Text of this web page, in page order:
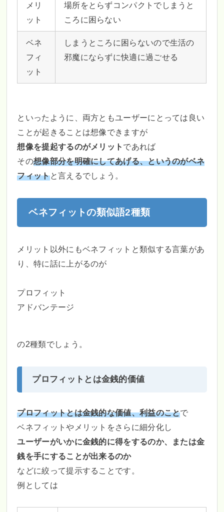
メリ
ット
場所をとらずコンパクトでしまうと
ころに困らない
ベネ
フィ
ット
しまうところに困らないので生活の
邪魔にならずに快適に過ごせる
といったように、両方ともユーザーにとっては良い
ことが起きることは想像できますが
想像を提起するのがメリット であれば
その想像部分を明確にしてあげる、というのがベネ
フィットと言えるでしょう。
ベネフィットの類似語2種類
メリット以外にもベネフィットと類似する言葉があ
り、特に話に上がるのが
プロフィット
アドバンテージ
の2種類でしょう。
プロフィットとは金銭的価値
プロフィットとは金銭的な価値、利益のことで
ベネフィットやメリットをさらに細分化し
ユーザーがいかに金銭的に得をするのか、または金
銭を手にすることが出来るのか
などに絞って提示することです。
例としては